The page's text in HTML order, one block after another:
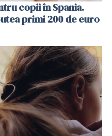
copii în Spania.
primi 200 de euro